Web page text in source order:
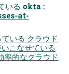
いる okta :
at-
いる クラウド
こなせている
率的なクラウド